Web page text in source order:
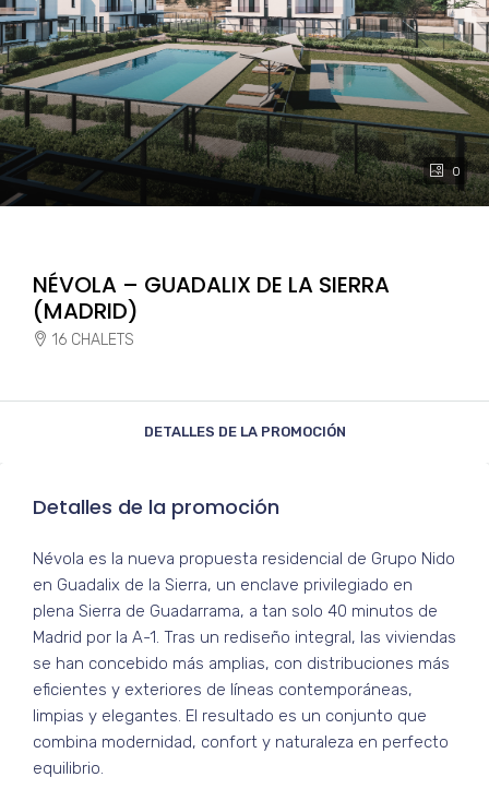
0
NÉVOLA – GUADALIX DE LA SIERRA
(MADRID)
16 CHALETS
DETALLES DE LA PROMOCIÓN
Detalles de la promoción
Névola es la nueva propuesta residencial de Grupo Nido
en Guadalix de la Sierra, un enclave privilegiado en
plena Sierra de Guadarrama, a tan solo 40 minutos de
Madrid por la A-1. Tras un rediseño integral, las viviendas
se han concebido más amplias, con distribuciones más
eficientes y exteriores de líneas contemporáneas,
limpias y elegantes. El resultado es un conjunto que
combina modernidad, confort y naturaleza en perfecto
equilibrio.